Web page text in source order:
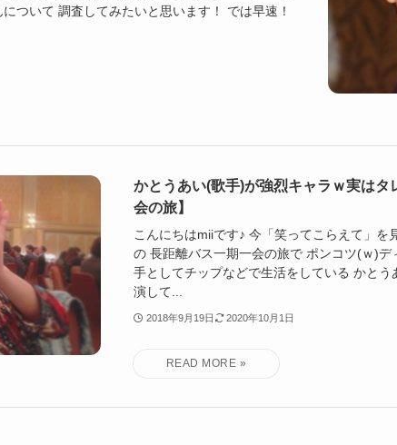
ついて 調査してみたいと思います！ では早速！
かとうあい(歌手)が強烈キャラｗ実は
会の旅】
こんにちはmiiです♪ 今「笑ってこらえて」を
の 長距離バス一期一会の旅で ポンコツ(ｗ)
手としてチップなどで生活をしている かと
演して...
2018年9月19日 2020年10月1日